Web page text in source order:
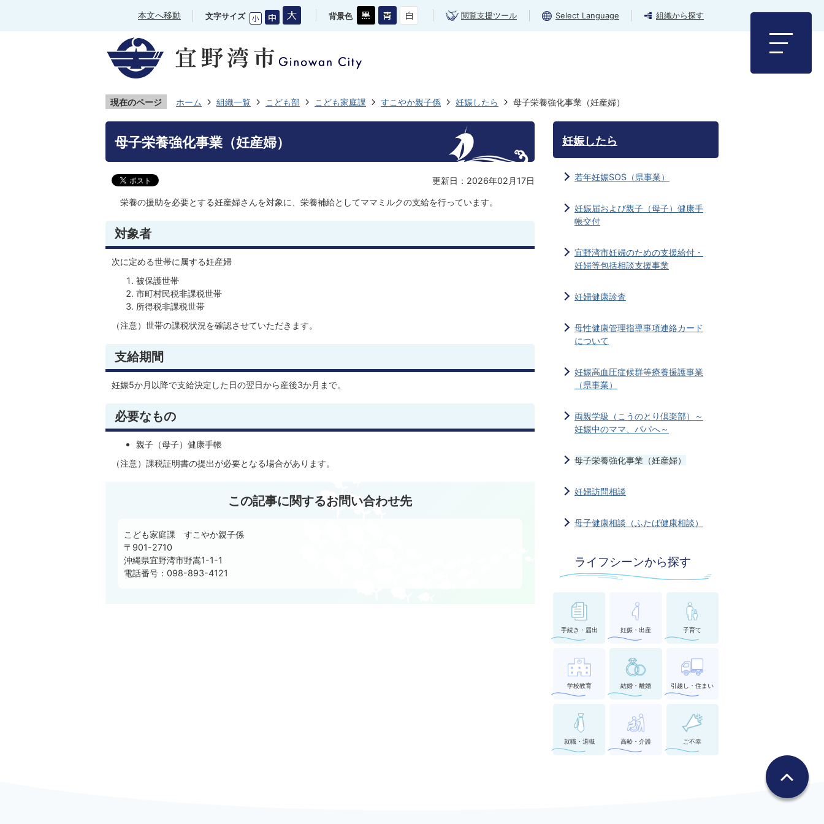
本文へ移動 文字サイズ 背景色 閲覧支援ツール Select Language 組織から探す
現在のページ ホーム 組織一覧 こども部 こども家庭課 すこやか親子係 妊娠したら 母子栄養強化事業（妊産婦）
母子栄養強化事業（妊産婦）
更新日：2026年02月17日
栄養の援助を必要とする妊産婦さんを対象に、栄養補給としてママミルクの支給を行っています。
対象者
次に定める世帯に属する妊産婦
被保護世帯
市町村民税非課税世帯
所得税非課税世帯
（注意）世帯の課税状況を確認させていただきます。
支給期間
妊娠5か月以降で支給決定した日の翌日から産後3か月まで。
必要なもの
親子（母子）健康手帳
（注意）課税証明書の提出が必要となる場合があります。
この記事に関するお問い合わせ先
こども家庭課 すこやか親子係
〒901-2710
沖縄県宜野湾市野嵩1-1-1
電話番号：098-893-4121
妊娠したら
若年妊娠SOS（県事業）
妊娠届および親子（母子）健康手
帳交付
宜野湾市妊婦のための支援給付・
妊婦等包括相談支援事業
妊婦健康診査
母性健康管理指導事項連絡カード
について
妊娠高血圧症候群等療養援護事業
（県事業）
両親学級（こうのとり倶楽部）～
妊娠中のママ、パパへ～
母子栄養強化事業（妊産婦）
妊婦訪問相談
母子健康相談（ふたば健康相談）
ライフシーンから探す
手続き・届出 妊娠・出産 子育て
学校教育 結婚・離婚 引越し・住まい
就職・退職 高齢・介護 ご不幸